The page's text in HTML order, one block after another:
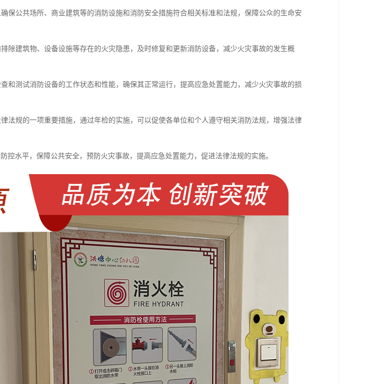
保公共场所、商业建筑等的消防设施和消防安全措施符合相关标准和法规，保障公众的生命安
除建筑物、设备设施等存在的火灾隐患，及时修复和更新消防设备，减少火灾事故的发生概
和测试消防设备的工作状态和性能，确保其正常运行，提高应急处置能力，减少火灾事故的损
法规的一项重要措施，通过年检的实施，可以促使各单位和个人遵守相关消防法规，增强法律
控水平，保障公共安全，预防火灾事故，提高应急处置能力，促进法律法规的实施。